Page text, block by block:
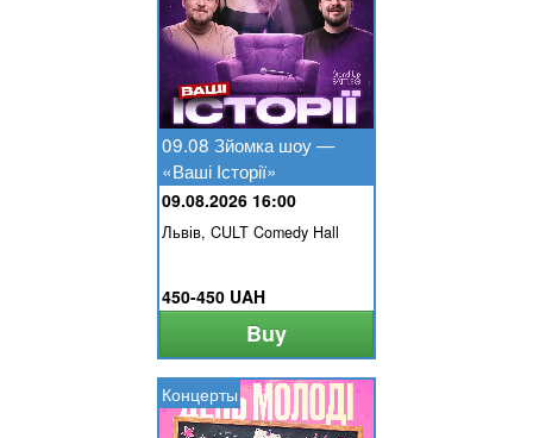
09.08 Зйомка шоу —
«Ваші Історії»
09.08.2026 16:00
Львів, CULT Comedy Hall
450-450 UAH
Buy
Концерты